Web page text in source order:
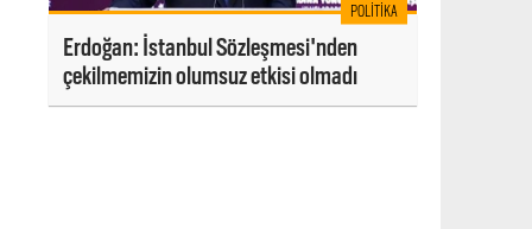
POLITIKA
Erdoğan: İstanbul Sözleşmesi'nden
çekilmemizin olumsuz etkisi olmadı